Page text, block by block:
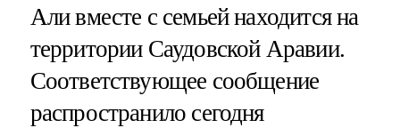
Али вместе с семьей находится на
территории Саудовской Аравии.
Соответствующее сообщение
распространило сегодня